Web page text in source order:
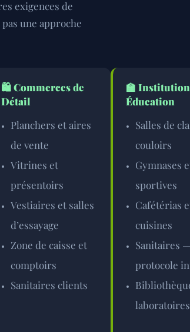
exigences de
une approche
🛍️Commerces de
Détail
Planchers et aires
de vente
Vitrines et
présentoirs
Vestiaires et salles
d’essayage
Zone de caisse et
comptoirs
Sanitaires clients
🏫
Éducation
Salles de
couloirs
Gymnases
sportives
Cafétérias
cuisines
Sanitaires —
protocole
laboratoires